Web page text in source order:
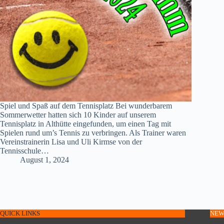
Spiel und Spaß auf dem Tennisplatz Bei wunderbarem
Sommerwetter hatten sich 10 Kinder auf unserem
Tennisplatz in Althütte eingefunden, um einen Tag mit
Spielen rund um’s Tennis zu verbringen. Als Trainer waren
Vereinstrainerin Lisa und Uli Kirmse von der
Tennisschule…
August 1, 2024
QUICK LINKS